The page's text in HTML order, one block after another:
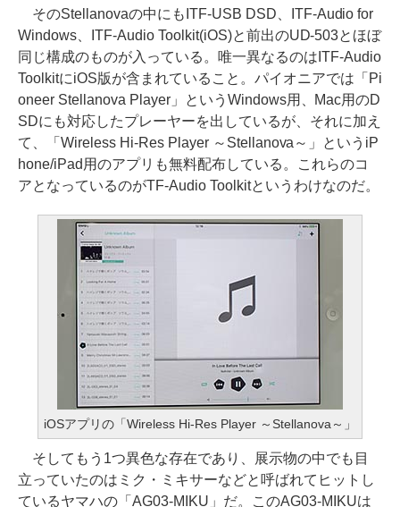
そのStellanovaの中にもITF-USB DSD、ITF-Audio for
Windows、ITF-Audio Toolkit(iOS)と前出のUD-503とほぼ
同じ構成のものが入っている。唯一異なるのはITF-Audio
ToolkitにiOS版が含まれていること。パイオニアでは「Pi
oneer Stellanova Player」というWindows用、Mac用のD
SDにも対応したプレーヤーを出しているが、それに加え
て、「Wireless Hi-Res Player ～Stellanova～」というiP
hone/iPad用のアプリも無料配布している。これらのコ
アとなっているのがTF-Audio Toolkitというわけなのだ。
iOSアプリの「Wireless Hi-Res Player ～Stellanova～」
そしてもう1つ異色な存在であり、展示物の中でも目
立っていたのはミク・ミキサーなどと呼ばれてヒットし
ているヤマハの「AG03-MIKU」だ。このAG03-MIKUは